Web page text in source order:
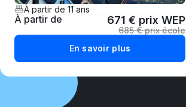
À partir de 11 ans
À partir de 671 € prix WEP
685 € prix école
En savoir plus